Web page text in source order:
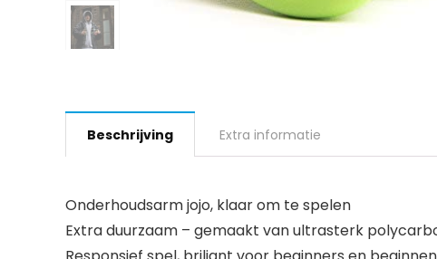
Beschrijving Extra informatie
Onderhoudsarm jojo, klaar om te spelen
Extra duurzaam – gemaakt van ultrasterk